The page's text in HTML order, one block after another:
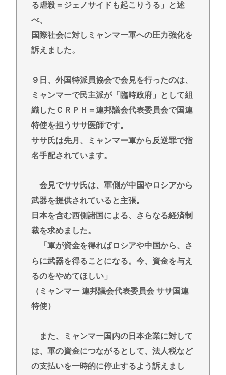
【画像】 女雀士さん、普通に脱いでしまうwww
タイピング最強になりたいどうすればいいか教えろ
誰かワンウェイネジってやつの外し方教えて
【緊急】少子化の原因、判明するwww
の？
Powered by livedoor 相互RSS
る虐殺＝ジェノサイドも起こりうる」と述
べ、
国際社会に対しミャンマー軍への圧力強化を
訴えました。
９日、外国特派員協会で会見を行ったのは、
ミャンマーで民主派が「臨時政府」として組
織したＣＲＰＨ＝連邦議会代表委員会で国連
特使を担うササ医師です。
ササ氏は先月、ミャンマー軍から反逆罪で指
名手配されています。
会見でササ氏は、軍側が中国やロシアから
武器を提供されていると主張。
日本を含む西側諸国による、さらなる経済制
裁を求めました。
「軍が資金を得ればロシアや中国から、さ
らに武器を得ることになる。今、資金を与え
るのをやめてほしい」
（ミャンマー 連邦議会代表委員会 ササ国連
特使）
また、ミャンマー国内の日本企業に対して
は、軍の資金につながるとして、法人税など
の支払いを一時的に停止するよう訴えまし